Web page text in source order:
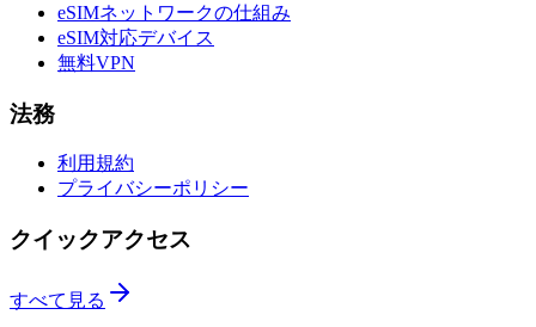
eSIMネットワークの仕組み
eSIM対応デバイス
無料VPN
法務
利用規約
プライバシーポリシー
クイックアクセス
すべて見る